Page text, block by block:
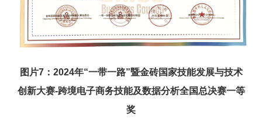
图片7：2024年“一带一路”暨金砖国家技能发展与技术
创新大赛-跨境电子商务技能及数据分析全国总决赛一等
奖